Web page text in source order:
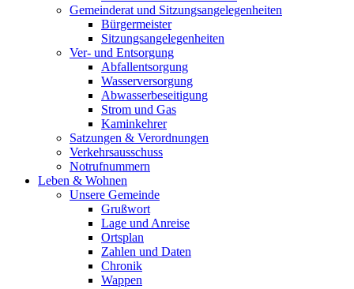
Gemeinderat und Sitzungsangelegenheiten
Bürgermeister
Sitzungsangelegenheiten
Ver- und Entsorgung
Abfallentsorgung
Wasserversorgung
Abwasserbeseitigung
Strom und Gas
Kaminkehrer
Satzungen & Verordnungen
Verkehrsausschuss
Notrufnummern
Leben & Wohnen
Unsere Gemeinde
Grußwort
Lage und Anreise
Ortsplan
Zahlen und Daten
Chronik
Wappen